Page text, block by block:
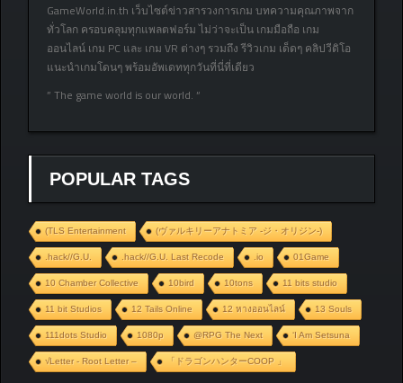
GameWorld.in.th เว็บไซต์ข่าวสารวงการเกม บทความคุณภาพจาก
ทั่วโลก ครอบคลุมทุกแพลตฟอร์ม ไม่ว่าจะเป็น เกมมือถือ เกม
ออนไลน์ เกม PC และ เกม VR ต่างๆ รวมถึง รีวิวเกม เด็ดๆ คลิปวีดิโอ
แนะนำเกมโดนๆ พร้อมอัพเดททุกวันที่นี่ที่เดียว
” The game world is our world. “
POPULAR TAGS
(TLS Entertainment (ヴァルキリーアナトミア ‐ジ・オリジン‐)
.hack//G.U. .hack//G.U. Last Recode .io 01Game
10 Chamber Collective 10bird 10tons 11 bits studio
11 bit Studios 12 Tails Online 12 หางออนไลน์ 13 Souls
111dots Studio 1080p @RPG The Next ‘I Am Setsuna
√Letter - Root Letter – 「ドラゴンハンターCOOP 」